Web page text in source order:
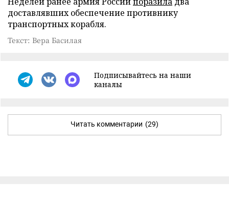
доставлявших обеспечение противнику
транспортных корабля.
Текст: Вера Басилая
Подписывайтесь на наши
каналы
Читать комментарии (29)